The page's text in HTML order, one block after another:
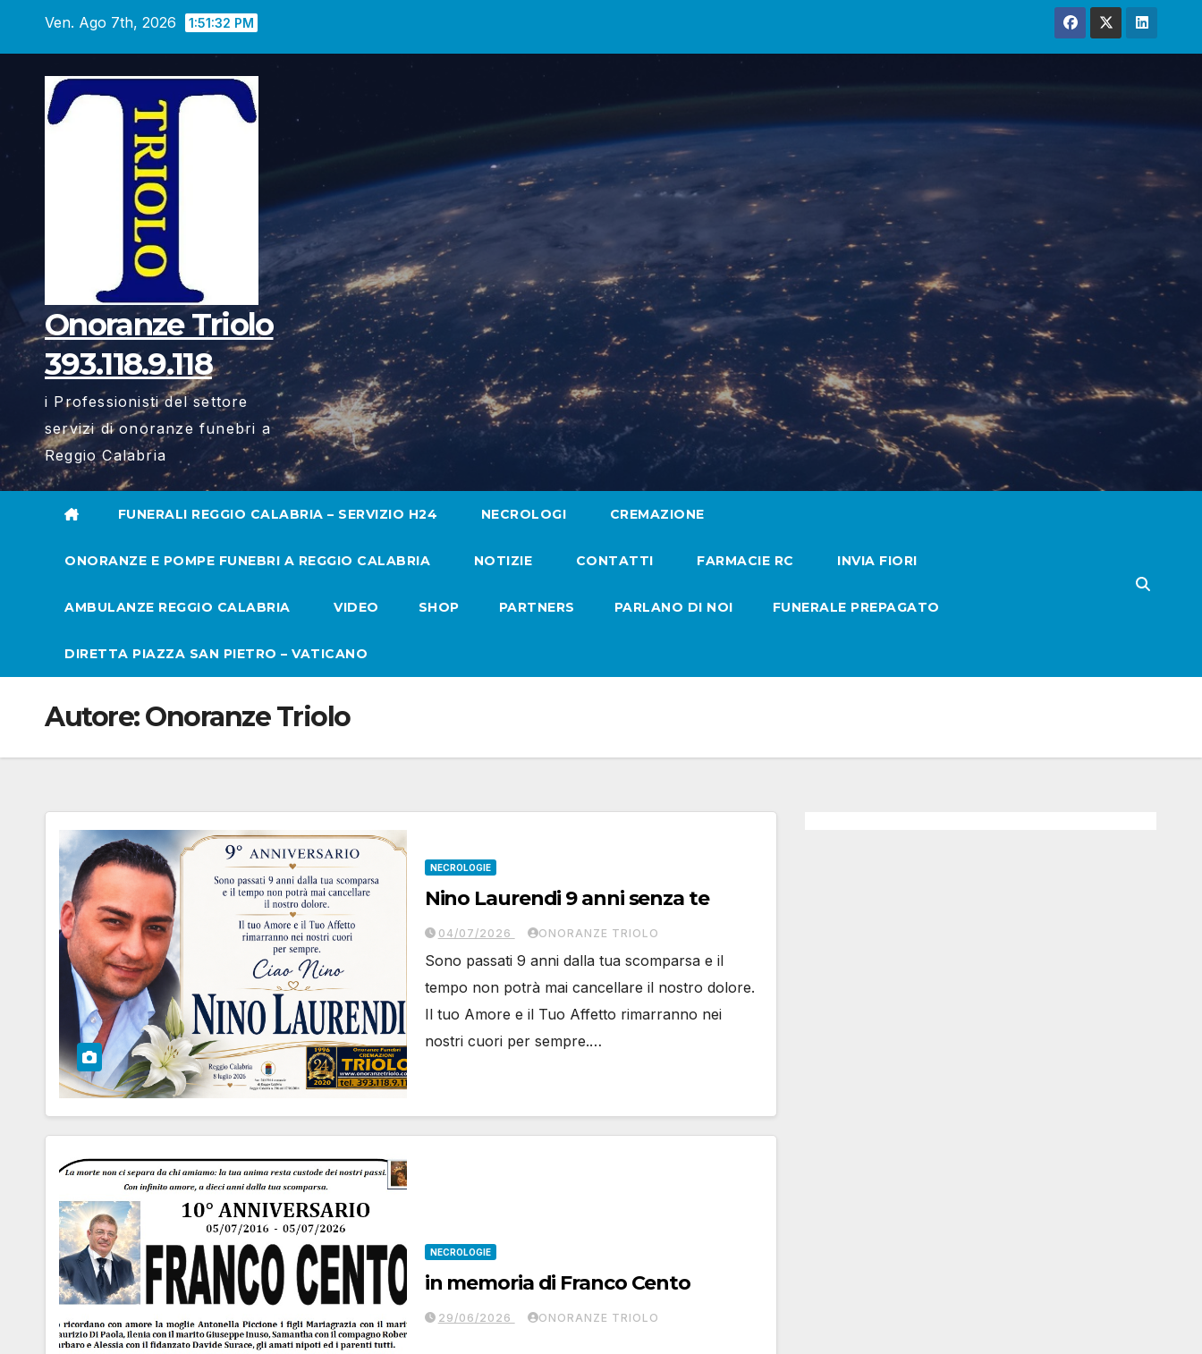
Ven. Ago 7th, 2026 1:51:34 PM
Onoranze Triolo
393.118.9.118
i Professionisti del settore
servizi di onoranze funebri a
Reggio Calabria
FUNERALI REGGIO CALABRIA – SERVIZIO H24 NECROLOGI CREMAZIONE
ONORANZE E POMPE FUNEBRI A REGGIO CALABRIA NOTIZIE CONTATTI FARMACIE RC INVIA FIORI
AMBULANZE REGGIO CALABRIA VIDEO SHOP PARTNERS PARLANO DI NOI FUNERALE PREPAGATO
DIRETTA PIAZZA SAN PIETRO – VATICANO
Autore:Onoranze Triolo
NECROLOGIE
Nino Laurendi 9 anni senza te
04/07/2026 ONORANZE TRIOLO
Sono passati 9 anni dalla tua scomparsa e il
tempo non potrà mai cancellare il nostro dolore.
Il tuo Amore e il Tuo Affetto rimarranno nei
nostri cuori per sempre.…
NECROLOGIE
in memoria di Franco Cento
29/06/2026 ONORANZE TRIOLO